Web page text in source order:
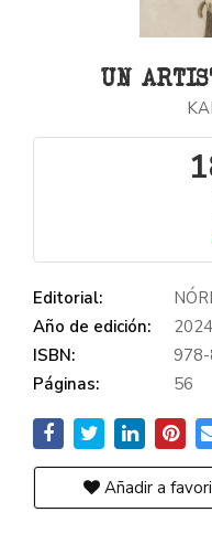
UN
Editorial:
Año de edición:
2024
ISBN:
Páginas:
56
Añadir a